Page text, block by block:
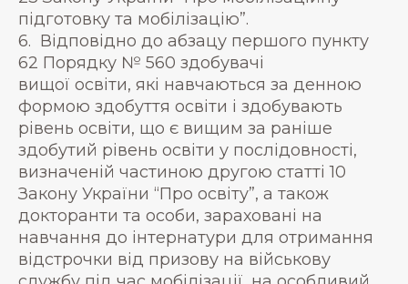
підготовку та мобілізацію”.
6. Відповідно до абзацу першого пункту
62 Порядку № 560 здобувачі
вищої освіти, які навчаються за денною
формою здобуття освіти і здобувають
рівень освіти, що є вищим за раніше
здобутий рівень освіти у послідовності,
визначеній частиною другою статті 10
Закону України “Про освіту”, а також
докторанти та особи, зараховані на
навчання до інтернатури для отримання
відстрочки від призову на військову